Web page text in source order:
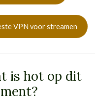
VPN voor streamen
is hot op dit